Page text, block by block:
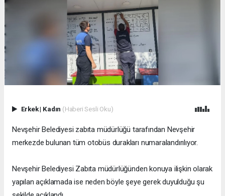
Erkek| Kadın (Haberi Sesli Oku)
Nevşehir Belediyesi zabıta müdürlüğü tarafından Nevşehir
merkezde bulunan tüm otobüs durakları numaralandırılıyor.
Nevşehir Belediyesi Zabıta müdürlüğünden konuya ilişkin olarak
yapılan açıklamada ise neden böyle şeye gerek duyulduğu şu